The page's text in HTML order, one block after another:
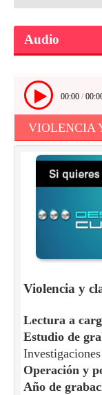
Audio
00:00 /
VIOLENCIA
Violencia y
Lectura a
Estudio de
Operación y
Año de